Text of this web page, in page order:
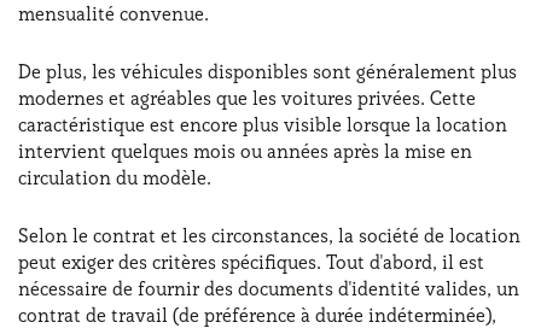
mensualité convenue.
De plus, les véhicules disponibles sont généralement plus
modernes et agréables que les voitures privées. Cette
caractéristique est encore plus visible lorsque la location
intervient quelques mois ou années après la mise en
circulation du modèle.
Selon le contrat et les circonstances, la société de location
peut exiger des critères spécifiques. Tout d'abord, il est
nécessaire de fournir des documents d'identité valides, un
contrat de travail (de préférence à durée indéterminée),